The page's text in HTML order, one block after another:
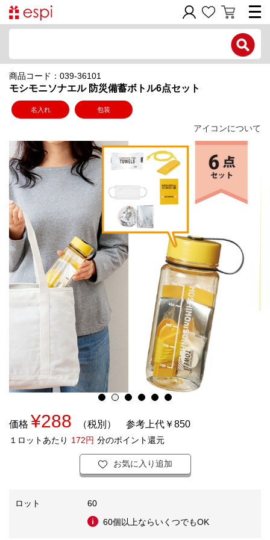
商品コード：039-36101
モシモニソナエル 防災備蓄ボトル6点セット
名入れ 包装
アイコンについて
価格 ¥288 （税別） 参考上代￥850
１ロットあたり 172円 分のポイント還元
お気に入り追加
ロット
60
60個以上ならいくつでもOK
新規会員登録
ご利用ガイド
価格帯別
お問い合わせフォーム